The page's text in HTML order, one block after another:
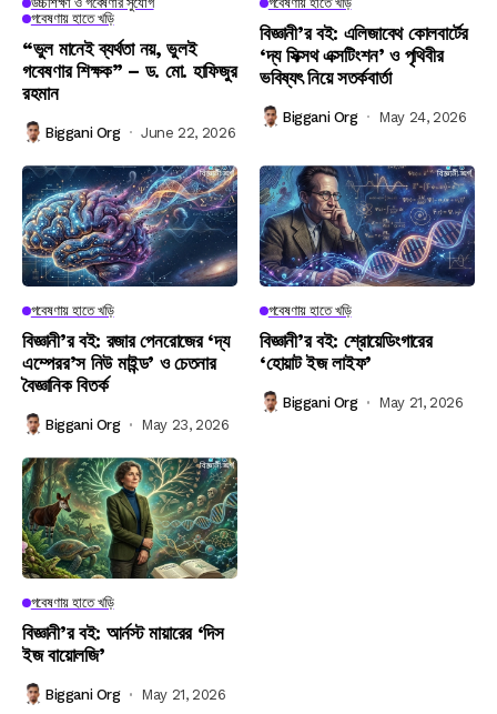
গবেষণায় হাতে খড়ি
“ভুল মানেই ব্যর্থতা নয়, ভুলই
গবেষণার শিক্ষক” – ড. মো. হাফিজুর
রহমান
Biggani Org June 22, 2026
বিজ্ঞানী’র বই: এলিজাবেথ কোলবার্টের
‘দ্য সিক্সথ এক্সটিংশন’ ও পৃথিবীর
ভবিষ্যৎ নিয়ে সতর্কবার্তা
Biggani Org May 24, 2026
গবেষণায় হাতে খড়ি
বিজ্ঞানী’র বই: রজার পেনরোজের ‘দ্য
এম্পেরর’স নিউ মাইন্ড’ ও চেতনার
বৈজ্ঞানিক বিতর্ক
Biggani Org May 23, 2026
গবেষণায় হাতে খড়ি
বিজ্ঞানী’র বই: শ্রোয়েডিংগারের
‘হোয়াট ইজ লাইফ’
Biggani Org May 21, 2026
গবেষণায় হাতে খড়ি
বিজ্ঞানী’র বই: আর্নস্ট মায়ারের ‘দিস
ইজ বায়োলজি’
Biggani Org May 21, 2026